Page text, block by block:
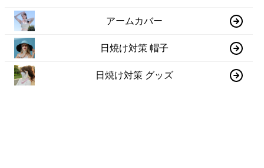
アームカバー
日焼け対策 帽子
日焼け対策 グッズ